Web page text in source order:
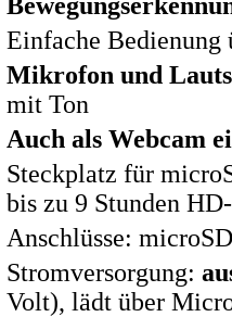
Einfache Bedienung
Mikrofon und
mit Ton
Auch als Webcam
Steckplatz für
bis zu 9 Stunden
Anschlüsse:
Stromversorgung:
Volt), lädt über